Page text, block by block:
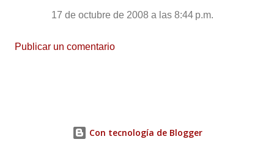
17 de octubre de 2008 a las 8:44 p.m.
Publicar un comentario
Con tecnología de Blogger